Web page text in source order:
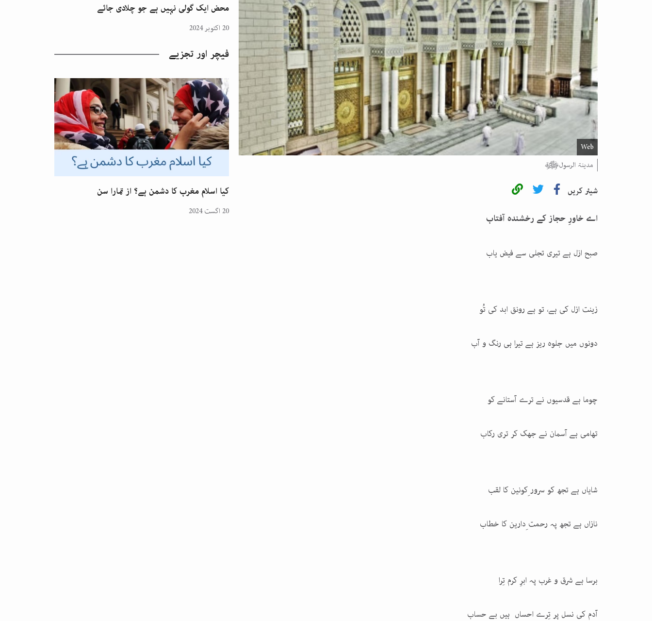
Web
مدینۃ الرسولﷺ
شیئر کریں
اے خاورِ حجاز کے رخشندہ آفتاب
صبح ازل ہے تیری تجلی سے فیض یاب
زینت ازل کی ہے، تو ہے رونق ابد کی تُو
دونوں میں جلوہ ریز ہے تیرا ہی رنگ و آب
چوما ہے قدسیوں نے ترے آستانے کو
تھامی ہے آسمان نے جھک کر تری رکاب
شایاں ہے تجھ کو سرور ِکونین کا لقب
نازاں ہے تجھ پہ رحمت ِدارین کا خطاب
برسا ہے شرق و غرب پہ ابرِ کرم تِرا
آدم کی نسل پر تِرے احساں ہیں بے حساب
محض ایک گولی نہیں ہے جو چلادی جائے
20 اکتوبر 2024
فیچر اور تجزیے
کیا اسلام مغرب کا دشمن ہے؟ از تمارا سن
20 اگست 2024